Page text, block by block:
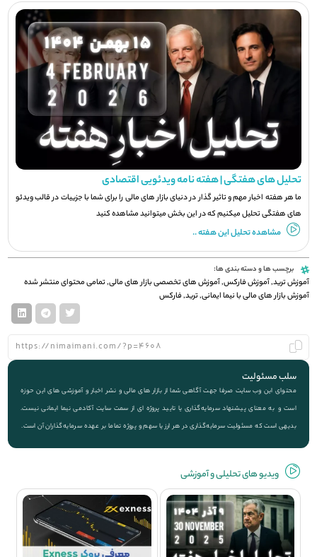
تحلیل های هفتگی | هفته نامه ویدئویی اقتصادی
ما هر هفته اخبار مهم و تاثیر گذار در دنیای بازار های مالی را برای شما با جزيیات در قالب ویدئو
های هفتگی تحلیل میکنیم که در این بخش میتوانید مشاهده کنید
مشاهده تحلیل این هفته ..
برچسب ها و دسته بندی ها:
آموزش ترید,آموزش فارکس,آموزش های تخصصی بازار های مالی,تمامی محتوای منتشر شده
آموزش بازار های مالی با نیما ایمانی,ترید,فارکس
سلب مسئولیت
محتوای این وب سایت صرفا جهت آگاهی شما از بازار های مالی و نشر اخبار و آموزشی های این حوزه
است و به معنای پیشنهاد سرمایه‌گذاری یا تایید پروژه ای از سمت سایت آکادمی نیما ایمانی نیست.
بدیهی است که مسئولیت سرمایه‌گذاری در هر ارز یا سهم و پروژه تماما بر عهده سرمایه‌گذاران آن است.
ویديو های تحلیلی و آموزشی